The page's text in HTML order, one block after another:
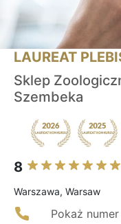
LAUREAT
Sklep
Szembeka
8
Warszawa, Warsaw
Pokaż